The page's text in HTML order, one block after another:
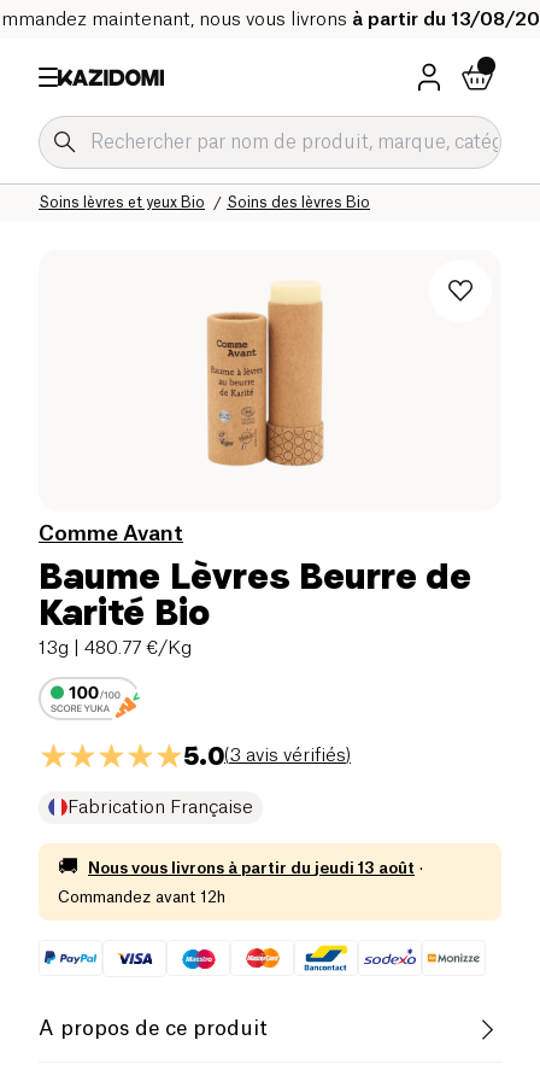
maintenant, nous vous livrons à partir du 13/08/
Soins des lèvres Bio
Soins lèvres et yeux Bio
Soin du visage Bio
Hygiène & Beauté
Accueil
Comme Avant
Baume Lèvres Beurre de
Karité Bio
13g | 480.77 €/Kg
5.0(3 avis vérifiés)
Fabrication Française
🚚 Nous vous livrons à partir du jeudi 13 août ·
Commandez avant 12h
A propos de ce produit